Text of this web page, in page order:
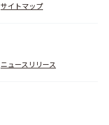
サイトマップ
ニュースリリース